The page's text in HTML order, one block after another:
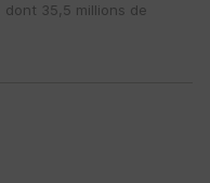
35,5 millions de